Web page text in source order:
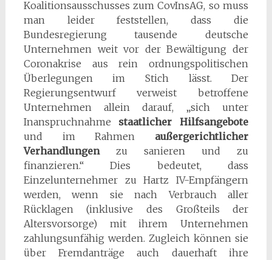
Koalitionsausschusses zum CovInsAG, so muss
man leider feststellen, dass die
Bundesregierung tausende deutsche
Unternehmen weit vor der Bewältigung der
Coronakrise aus rein ordnungspolitischen
Überlegungen im Stich lässt. Der
Regierungsentwurf verweist betroffene
Unternehmen allein darauf, „sich unter
Inanspruchnahme staatlicher Hilfsangebote
und im Rahmen außergerichtlicher
Verhandlungenzu sanieren und zu
finanzieren.“ Dies bedeutet, dass
Einzelunternehmer zu Hartz IV-Empfängern
werden, wenn sie nach Verbrauch aller
Rücklagen (inklusive des Großteils der
Altersvorsorge) mit ihrem Unternehmen
zahlungsunfähig werden. Zugleich können sie
über Fremdanträge auch dauerhaft ihre